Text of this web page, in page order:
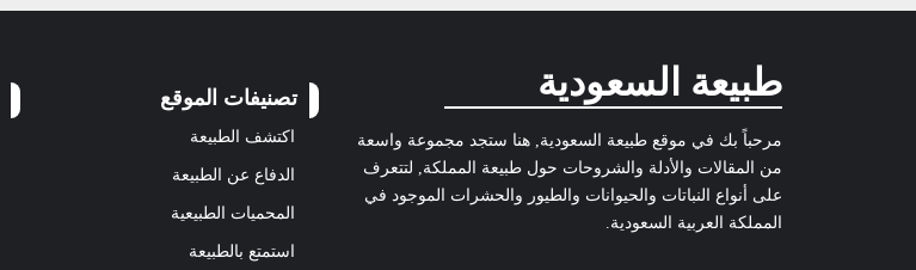
طبيعة السعودية
مرحباً بك في موقع طبيعة السعودية, هنا ستجد مجموعة واسعة
من المقالات والأدلة والشروحات حول طبيعة المملكة, لتتعرف
على أنواع النباتات والحيوانات والطيور والحشرات الموجود في
المملكة العربية السعودية.
تصنيفات الموقع
اكتشف الطبيعة
الدفاع عن الطبيعة
المحميات الطبيعية
استمتع بالطبيعة